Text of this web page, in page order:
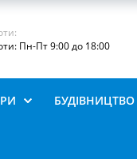
Пн-Пт 9:00 до 18:00
БУДІВНИЦТВО